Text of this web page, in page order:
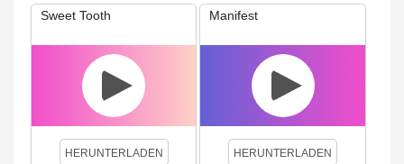
Sweet Tooth
HERUNTERLADEN
Manifest
HERUNTERLADEN